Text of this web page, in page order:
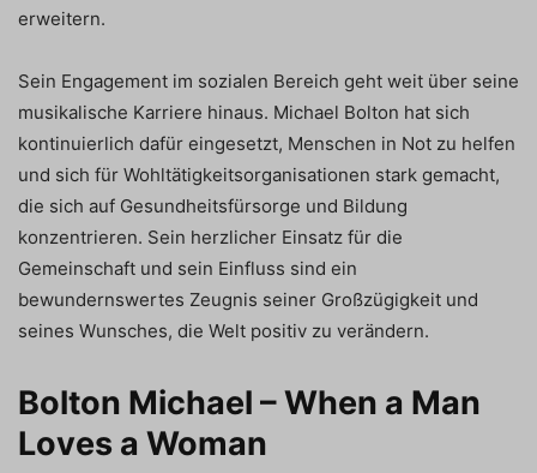
erweitern.
Sein Engagement im sozialen Bereich geht weit über seine
musikalische Karriere hinaus. Michael Bolton hat sich
kontinuierlich dafür eingesetzt, Menschen in Not zu helfen
und sich für Wohltätigkeitsorganisationen stark gemacht,
die sich auf Gesundheitsfürsorge und Bildung
konzentrieren. Sein herzlicher Einsatz für die
Gemeinschaft und sein Einfluss sind ein
bewundernswertes Zeugnis seiner Großzügigkeit und
seines Wunsches, die Welt positiv zu verändern.
Bolton Michael – When a Man
Loves a Woman